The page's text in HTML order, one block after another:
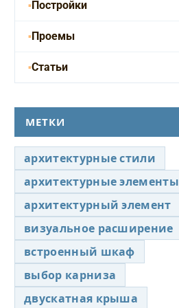
Постройки
Проемы
Статьи
МЕТКИ
архитектурные стили
архитектурные элементы
архитектурный элемент
визуальное расширение
встроенный шкаф
выбор карниза
двускатная крыша